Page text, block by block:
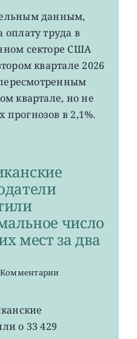
Затраты
рабочую
силу
США
выросли
ожиданий
данным,
оплату труда в
секторе США
квартале 2026
пересмотренным
квартале, но не
в 2,1%.
число
мест за два
Комментариик
о 33 429